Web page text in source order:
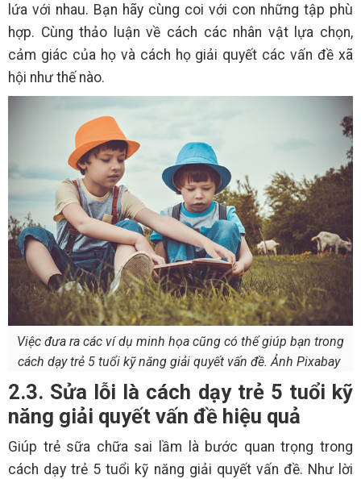
lứa với nhau. Bạn hãy cùng coi với con những tập phù
hợp. Cùng thảo luận về cách các nhân vật lựa chọn,
cảm giác của họ và cách họ giải quyết các vấn đề xã
hội như thế nào.
Việc đưa ra các ví dụ minh họa cũng có thể giúp bạn trong
cách dạy trẻ 5 tuổi kỹ năng giải quyết vấn đề. Ảnh Pixabay
2.3. Sửa lỗi là cách dạy trẻ 5 tuổi kỹ
năng giải quyết vấn đề hiệu quả
Giúp trẻ sữa chữa sai lầm là bước quan trọng trong
cách dạy trẻ 5 tuổi kỹ năng giải quyết vấn đề. Như lời